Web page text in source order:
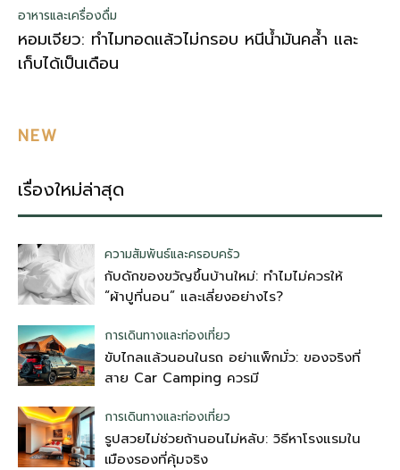
อาหารและเครื่องดื่ม
หอมเจียว: ทำไมทอดแล้วไม่กรอบ หนีน้ำมันคล้ำ และ
เก็บได้เป็นเดือน
NEW
เรื่องใหม่ล่าสุด
ความสัมพันธ์และครอบครัว
กับดักของขวัญขึ้นบ้านใหม่: ทำไมไม่ควรให้
“ผ้าปูที่นอน” และเลี่ยงอย่างไร?
การเดินทางและท่องเที่ยว
ขับไกลแล้วนอนในรถ อย่าแพ็กมั่ว: ของจริงที่
สาย Car Camping ควรมี
การเดินทางและท่องเที่ยว
รูปสวยไม่ช่วยถ้านอนไม่หลับ: วิธีหาโรงแรมใน
เมืองรองที่คุ้มจริง